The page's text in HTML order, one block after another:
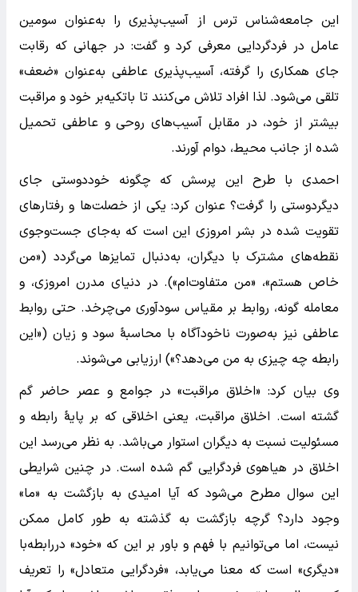
این جامعه‌شناس ترس از آسیب‌پذیری را به‌عنوان سومین
عامل در فردگردایی معرفی کرد و گفت: در جهانی که رقابت
جای همکاری را گرفته، آسیب‌پذیری عاطفی به‌عنوان «ضعف»
تلقی می‌شود. لذا افراد تلاش می‌کنند تا با‌تکیه‌بر خود و مراقبت
بیشتر از خود، در مقابل آسیب‌های روحی و عاطفی تحمیل
شده از جانب محیط، دوام آورند.
احمدی با طرح این پرسش که چگونه خوددوستی جای
دیگردوستی را گرفت؟ عنوان کرد: یکی از خصلت‌ها و رفتار‌های
تقویت شده در بشر امروزی این است که به‌جای جست‌وجوی
نقطه‌های مشترک با دیگران، به‌دنبال تمایز‌ها می‌گردد («من
خاص هستم»، «من متفاوت‌ام»). در دنیای مدرن امروزی، و
معامله گونه، روابط بر مقیاس سودآوری می‌چرخد. حتی روابط
عاطفی نیز به‌صورت ناخودآگاه با محاسبهٔ سود و زیان («این
رابطه چه چیزی به من می‌دهد؟») ارزیابی می‌شوند.
وی بیان کرد: «اخلاق مراقبت» در جوامع و عصر حاضر گم
گشته است. اخلاق مراقبت، یعنی اخلاقی که بر پایهٔ رابطه و
مسئولیت نسبت به دیگران استوار می‌باشد. به نظر می‌رسد این
اخلاق در هیاهوی فردگرایی گم شده است. در چنین شرایطی
این سوال مطرح می‌شود که آیا امیدی به بازگشت به «ما»
وجود دارد؟ گرچه بازگشت به گذشته به طور کامل ممکن
نیست، اما می‌توانیم با فهم و باور بر این که «خود» در‌رابطه‌با
«دیگری» است که معنا می‌یابد، «فردگرایی متعادل» را تعریف